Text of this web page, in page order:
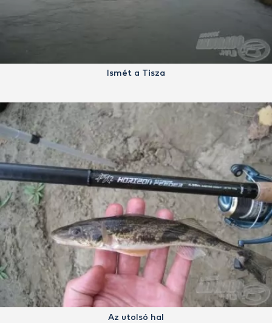
Ismét a Tisza
Az utolsó hal